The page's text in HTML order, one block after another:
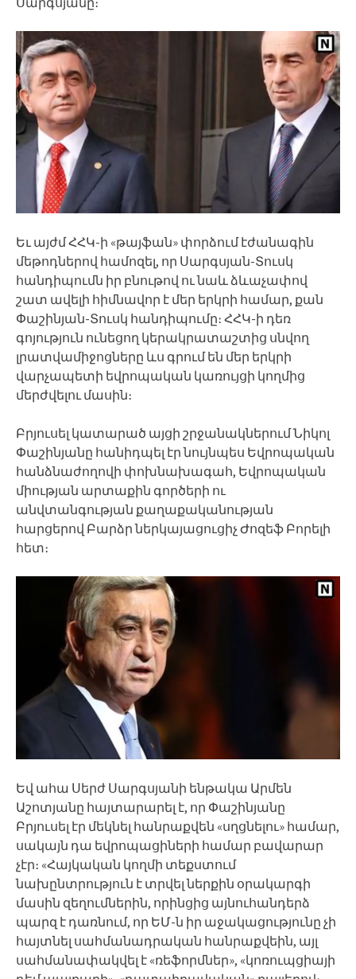
Եւ այժմ ՀՀԿ-ի «թայֆան» փորձում էժանագին
մեթոդներով համոզել, որ Սարգսյան-Տուսկ
հանդիպումն իր բնութով ու նաև ձևաչափով
շատ ավելի հիմնավոր է մեր երկրի համար, քան
Փաշինյան-Տուսկ հանդիպումը։ ՀՀԿ-ի դեռ
գոյություն ունեցող կերակրատաշտից սնվող
լրատվամիջոցները ևս գրում են մեր երկրի
վարչապետի եվրոպական կառույցի կողմից
մերժվելու մասին։
Բրյուսել կատարած այցի շրջանակներում Նիկոլ
Փաշինյանը հանիդպել էր նույնպես Եվրոպական
հանձնաժողովի փոխնախագահ, Եվրոպական
միության արտաքին գործերի ու
անվտանգության քաղաքականության
հարցերով Բարձր ներկայացուցիչ Ժոզեֆ Բորելի
հետ։
Եվ ահա Սերժ Սարգսյանի ենթակա Արմեն
Աշոտյանը հայտարարել է, որ Փաշինյանը
Բրյուսել էր մեկնել հանրաքվեն «սղցնելու» համար,
սակայն դա եվրոպացիների համար բավարար
չէր։ «Հայկական կողմի տեքստում
նախընտրություն է տրվել ներքին օրակարգի
մասին զեղումներին, որինցից այնուհանդերձ
պարզ է դառնում, որ ԵՄ-ն իր աջակացությունը չի
հայտնել սահմանադրական հանրաքվեին, այլ
սահմանափակվել է «ռեֆորմներ», «կոռուպցիայի